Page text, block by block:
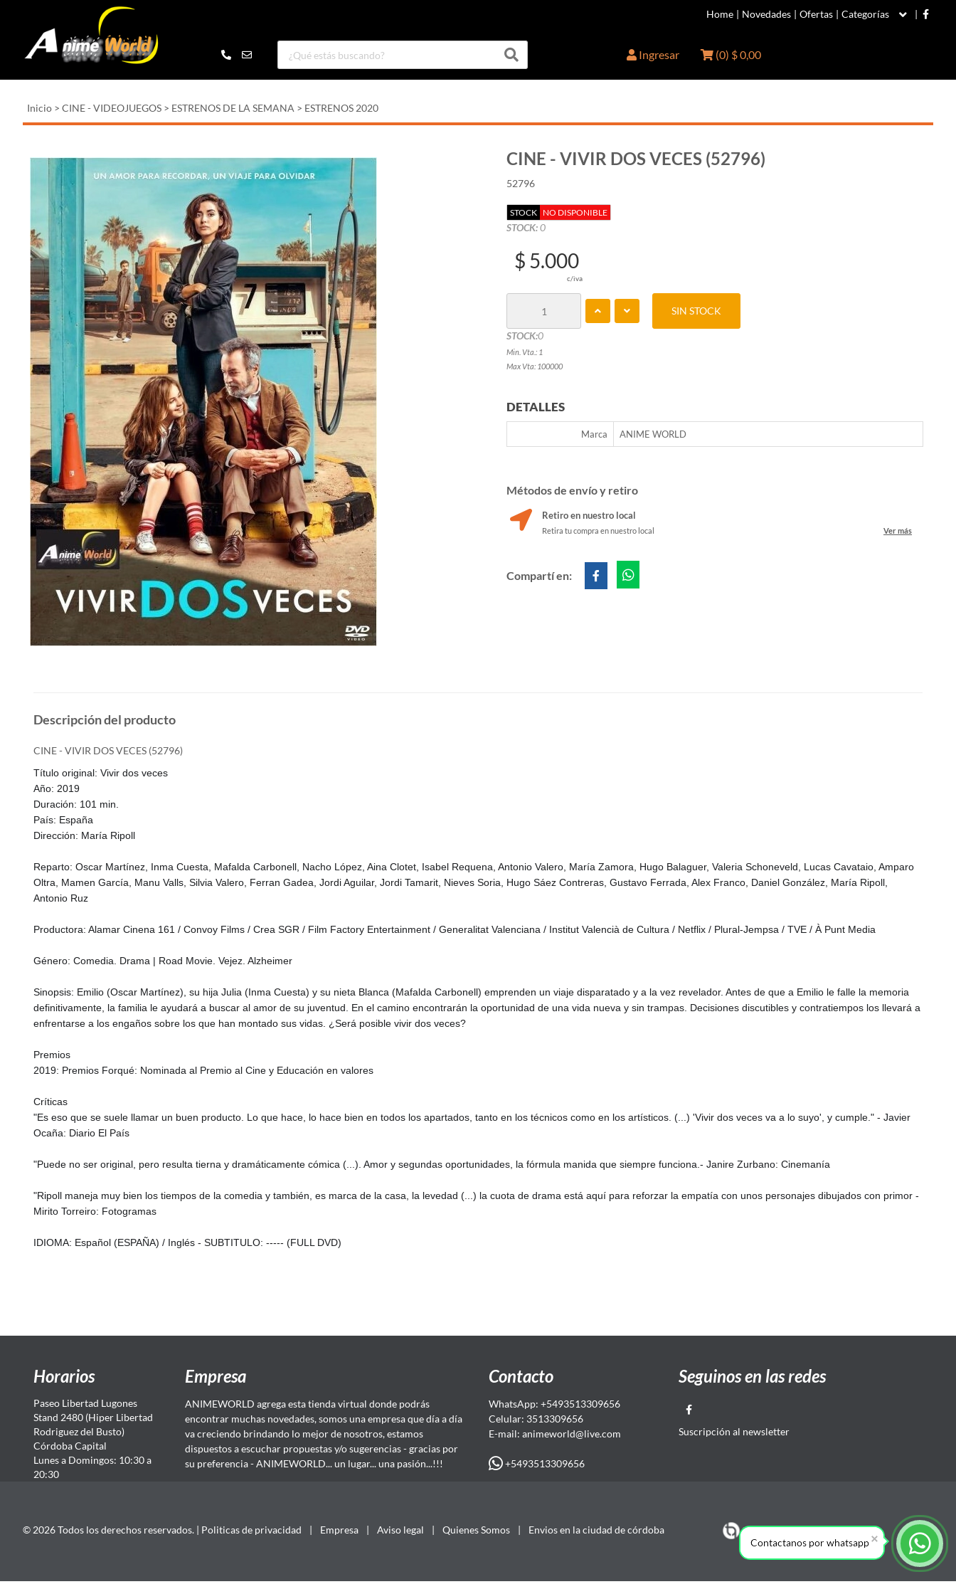
Home | Novedades | Ofertas | Categorías |
Ingresar (0) $ 0,00
Inicio > CINE - VIDEOJUEGOS > ESTRENOS DE LA SEMANA > ESTRENOS 2020
CINE - VIVIR DOS VECES (52796)
52796
STOCK NO DISPONIBLE
STOCK:0
$ 5.000
c/iva
STOCK:0
Min. Vta.: 1
Max Vta: 100000
SIN STOCK
DETALLES
Marca ANIME WORLD
Métodos de envío y retiro
Retiro en nuestro local
Retira tu compra en nuestro local Ver más
Compartí en:
Descripción del producto
CINE - VIVIR DOS VECES (52796)
Título original: Vivir dos veces
Año: 2019
Duración: 101 min.
País: España
Dirección: María Ripoll
Reparto: Oscar Martínez, Inma Cuesta, Mafalda Carbonell, Nacho López, Aina Clotet, Isabel Requena, Antonio Valero, María Zamora, Hugo Balaguer, Valeria Schoneveld, Lucas Cavataio, Amparo
Oltra, Mamen García, Manu Valls, Silvia Valero, Ferran Gadea, Jordi Aguilar, Jordi Tamarit, Nieves Soria, Hugo Sáez Contreras, Gustavo Ferrada, Alex Franco, Daniel González, María Ripoll,
Antonio Ruz
Productora: Alamar Cinena 161 / Convoy Films / Crea SGR / Film Factory Entertainment / Generalitat Valenciana / Institut Valencià de Cultura / Netflix / Plural-Jempsa / TVE / À Punt Media
Género: Comedia. Drama | Road Movie. Vejez. Alzheimer
Sinopsis: Emilio (Oscar Martínez), su hija Julia (Inma Cuesta) y su nieta Blanca (Mafalda Carbonell) emprenden un viaje disparatado y a la vez revelador. Antes de que a Emilio le falle la memoria
definitivamente, la familia le ayudará a buscar al amor de su juventud. En el camino encontrarán la oportunidad de una vida nueva y sin trampas. Decisiones discutibles y contratiempos los llevará a
enfrentarse a los engaños sobre los que han montado sus vidas. ¿Será posible vivir dos veces?
Premios
2019: Premios Forqué: Nominada al Premio al Cine y Educación en valores
Críticas
"Es eso que se suele llamar un buen producto. Lo que hace, lo hace bien en todos los apartados, tanto en los técnicos como en los artísticos. (...) 'Vivir dos veces va a lo suyo', y cumple." - Javier
Ocaña: Diario El País
"Puede no ser original, pero resulta tierna y dramáticamente cómica (...). Amor y segundas oportunidades, la fórmula manida que siempre funciona.- Janire Zurbano: Cinemanía
"Ripoll maneja muy bien los tiempos de la comedia y también, es marca de la casa, la levedad (...) la cuota de drama está aquí para reforzar la empatía con unos personajes dibujados con primor -
Mirito Torreiro: Fotogramas
IDIOMA: Español (ESPAÑA) / Inglés - SUBTITULO: ----- (FULL DVD)
Horarios
Paseo Libertad Lugones
Stand 2480 (Hiper Libertad
Rodriguez del Busto)
Córdoba Capital
Lunes a Domingos: 10:30 a
20:30
Empresa
ANIMEWORLD agrega esta tienda virtual donde podrás
encontrar muchas novedades, somos una empresa que día a día
va creciendo brindando lo mejor de nosotros, estamos
dispuestos a escuchar propuestas y/o sugerencias - gracias por
su preferencia - ANIMEWORLD... un lugar... una pasión...!!!
Contacto
WhatsApp: +5493513309656
Celular: 3513309656
E-mail: animeworld@live.com
+5493513309656
Seguinos en las redes
Suscripción al newsletter
© 2026 Todos los derechos reservados. | Politicas de privacidad | Empresa | Aviso legal | Quienes Somos |
Envios en la ciudad de córdoba
Contactanos por whatsapp